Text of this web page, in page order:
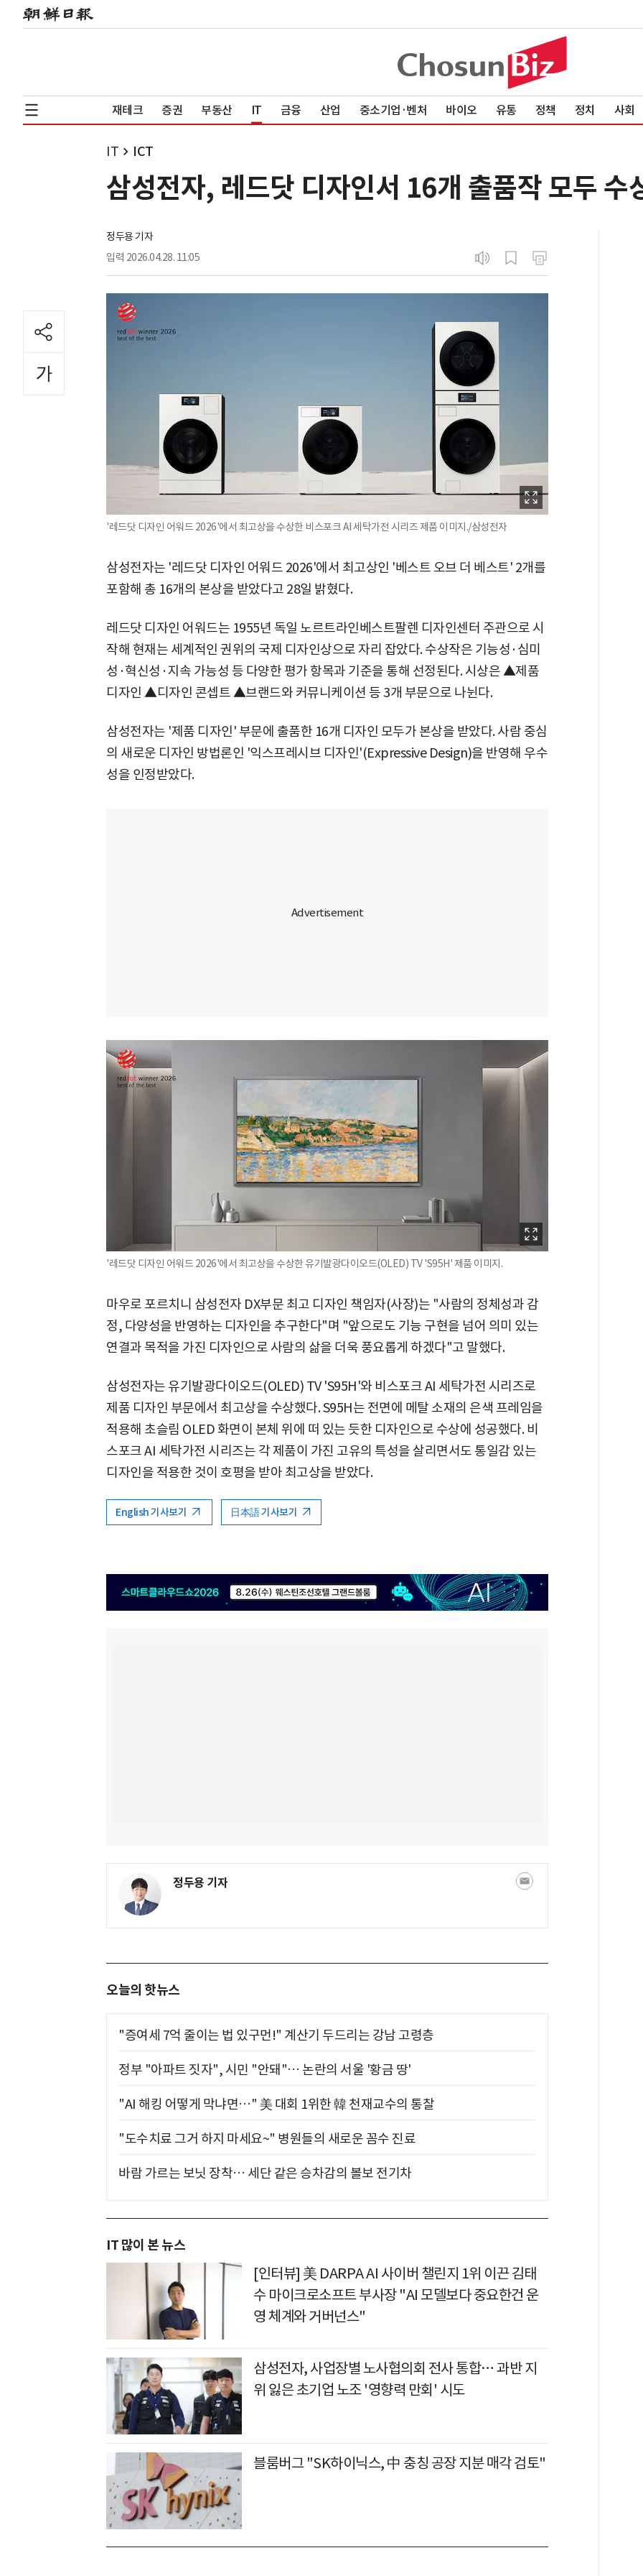
재테크 증권 부동산 IT 금융 산업 중소기업·벤처 바이오 유통 정책 정치 사회
IT ICT
삼성전자, 레드닷 디자인서 16개 출품작 모두
정두용 기자
입력 2026.04.28. 11:05
'레드닷 디자인 어워드 2026'에서 최고상을 수상한 비스포크 AI 세탁가전 시리즈 제품 이미지./삼성전자
삼성전자는 '레드닷 디자인 어워드 2026'에서 최고상인 '베스트 오브 더 베스트' 2개를
포함해 총 16개의 본상을 받았다고 28일 밝혔다.
레드닷 디자인 어워드는 1955년 독일 노르트라인베스트팔렌 디자인센터 주관으로 시
작해 현재는 세계적인 권위의 국제 디자인상으로 자리 잡았다. 수상작은 기능성·심미
성·혁신성·지속 가능성 등 다양한 평가 항목과 기준을 통해 선정된다. 시상은 ▲제품
디자인 ▲디자인 콘셉트 ▲브랜드와 커뮤니케이션 등 3개 부문으로 나뉜다.
삼성전자는 '제품 디자인' 부문에 출품한 16개 디자인 모두가 본상을 받았다. 사람 중심
의 새로운 디자인 방법론인 '익스프레시브 디자인'(Expressive Design)을 반영해 우수
성을 인정받았다.
'레드닷 디자인 어워드 2026'에서 최고상을 수상한 유기발광다이오드(OLED) TV 'S95H' 제품 이미지.
마우로 포르치니 삼성전자 DX부문 최고 디자인 책임자(사장)는 "사람의 정체성과 감
정, 다양성을 반영하는 디자인을 추구한다"며 "앞으로도 기능 구현을 넘어 의미 있는
연결과 목적을 가진 디자인으로 사람의 삶을 더욱 풍요롭게 하겠다"고 말했다.
삼성전자는 유기발광다이오드(OLED) TV 'S95H'와 비스포크 AI 세탁가전 시리즈로
제품 디자인 부문에서 최고상을 수상했다. S95H는 전면에 메탈 소재의 은색 프레임을
적용해 초슬림 OLED 화면이 본체 위에 떠 있는 듯한 디자인으로 수상에 성공했다. 비
스포크 AI 세탁가전 시리즈는 각 제품이 가진 고유의 특성을 살리면서도 통일감 있는
디자인을 적용한 것이 호평을 받아 최고상을 받았다.
English 기사보기 日本語 기사보기
정두용 기자
오늘의 핫뉴스
"증여세 7억 줄이는 법 있구먼!" 계산기 두드리는 강남 고령층
정부 "아파트 짓자", 시민 "안돼"… 논란의 서울 '황금 땅'
"AI 해킹 어떻게 막냐면…" 美 대회 1위한 韓 천재교수의 통찰
"도수치료 그거 하지 마세요~" 병원들의 새로운 꼼수 진료
바람 가르는 보닛 장착… 세단 같은 승차감의 볼보 전기차
IT 많이 본 뉴스
[인터뷰] 美 DARPA AI 사이버 챌린지 1위 이끈 김태
수 마이크로소프트 부사장 "AI 모델보다 중요한건 운
영 체계와 거버넌스"
삼성전자, 사업장별 노사협의회 전사 통합… 과반 지
위 잃은 초기업 노조 '영향력 만회' 시도
블룸버그 "SK하이닉스, 中 충칭 공장 지분 매각 검토"